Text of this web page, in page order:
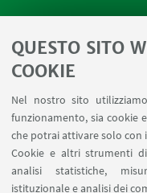
QUESTO SITO
COOKIE
Nel nostro sito
funzionamento, sia cookie
che potrai attivare solo con
Cookie e altri strumenti
analisi statistiche,
istituzionale e analisi dei
SEGUI